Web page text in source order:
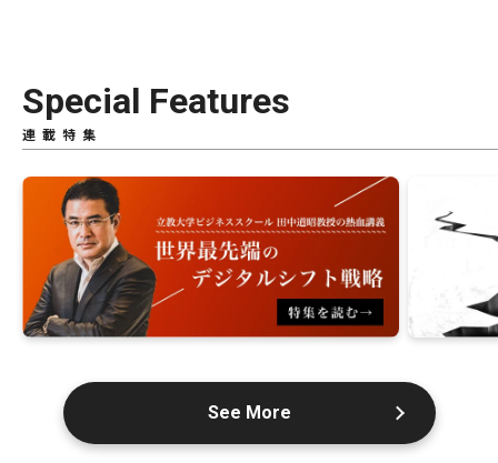
Special Features
連載特集
See More